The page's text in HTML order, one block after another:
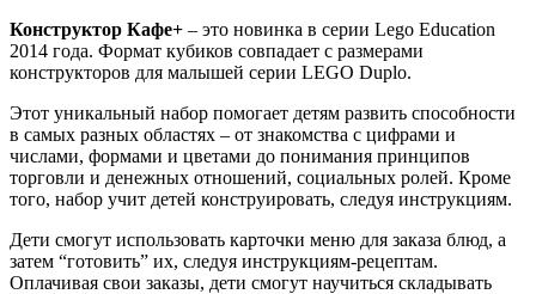
Конструктор Кафе+ – это новинка в серии Lego Education
2014 года. Формат кубиков совпадает с размерами
конструкторов для малышей серии LEGO Duplo.
Этот уникальный набор помогает детям развить способности
в самых разных областях – от знакомства с цифрами и
числами, формами и цветами до понимания принципов
торговли и денежных отношений, социальных ролей. Кроме
того, набор учит детей конструировать, следуя инструкциям.
Дети смогут использовать карточки меню для заказа блюд, а
затем “готовить” их, следуя инструкциям-рецептам.
Оплачивая свои заказы, дети смогут научиться складывать